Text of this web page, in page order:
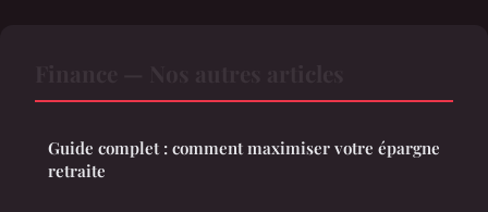
Guide complet : comment maximiser votre épargne
retraite